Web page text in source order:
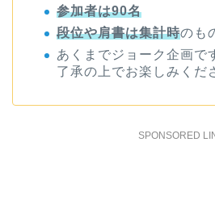
参加者は90名
段位や肩書は集計時のも
あくまでジョーク企画で
了承の上でお楽しみくだ
SPONSORED